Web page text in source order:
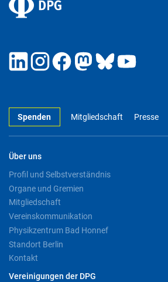
Spenden Mitgliedschaft Presse
Über uns
Profil und Selbstverständnis
Organe und Gremien
Mitgliedschaft
Vereinskommunikation
Physikzentrum Bad Honnef
Standort Berlin
Kontakt
Vereinigungen der DPG